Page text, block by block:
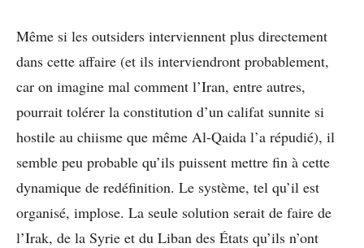
Même si les outsiders interviennent plus directement
dans cette affaire (et ils interviendront probablement,
car on imagine mal comment l’Iran, entre autres,
pourrait tolérer la constitution d’un califat sunnite si
hostile au chiisme que même Al-Qaida l’a répudié), il
semble peu probable qu’ils puissent mettre fin à cette
dynamique de redéfinition. Le système, tel qu’il est
organisé, implose. La seule solution serait de faire de
l’Irak, de la Syrie et du Liban des États qu’ils n’ont